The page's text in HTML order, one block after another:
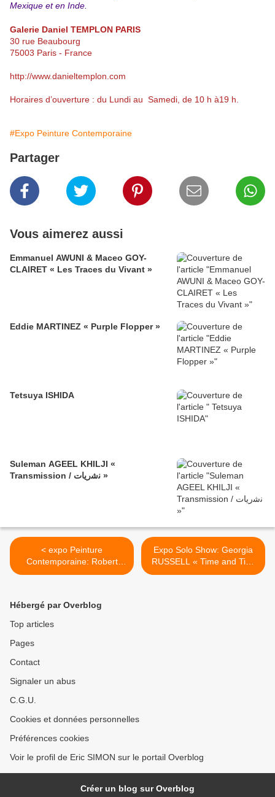
Mexique et en Inde.
Galerie Daniel TEMPLON PARIS
30 rue Beaubourg
75003 Paris - France
http://www.danieltemplon.com
Horaires d’ouverture : du Lundi au Samedi, de 10 h à19 h.
#Expo Peinture Contemporaine
Partager
Vous aimerez aussi
Emmanuel AWUNI & Maceo GOY-
CLAIRET « Les Traces du Vivant »
Eddie MARTINEZ « Purple Flopper »
Tetsuya ISHIDA
Suleman AGEEL KHILJI «
Transmission / ﻧﺷرﯾﺎت »
< expo Peinture
Contemporaine: Robert
RAUSCHENBERG
Expo Solo Show: Georgia
RUSSELL « Time and Tide
» >
Hébergé par Overblog
Top articles
Pages
Contact
Signaler un abus
C.G.U.
Cookies et données personnelles
Préférences cookies
Voir le profil de Eric SIMON sur le portail Overblog
Créer un blog sur Overblog